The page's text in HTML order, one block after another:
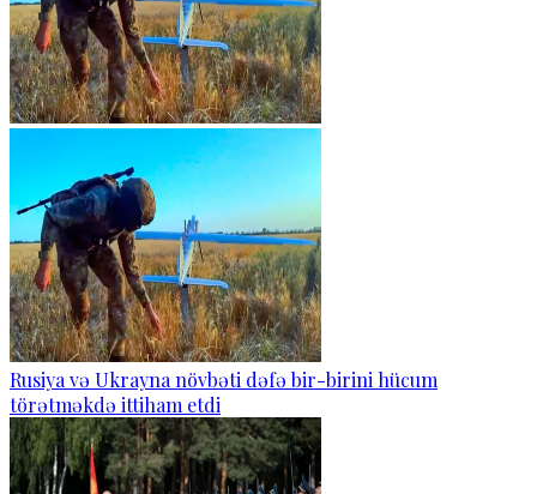
Rusiya və Ukrayna növbəti dəfə bir-birini hücum
törətməkdə ittiham etdi